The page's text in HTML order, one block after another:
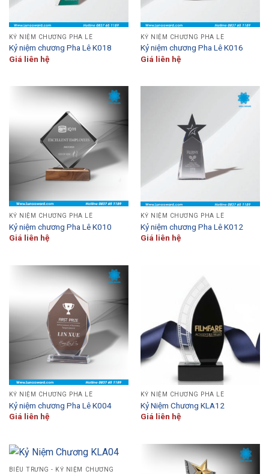
KỶ NIỆM CHƯƠNG PHA LÊ
Kỷ niệm chương Pha Lê K018
Giá liên hệ
KỶ NIỆM CHƯƠNG PHA LÊ
Kỷ niệm chương Pha Lê K016
Giá liên hệ
KỶ NIỆM CHƯƠNG PHA LÊ
Kỷ niệm chương Pha Lê K010
Giá liên hệ
KỶ NIỆM CHƯƠNG PHA LÊ
Kỷ niệm chương Pha Lê K012
Giá liên hệ
KỶ NIỆM CHƯƠNG PHA LÊ
Kỷ niệm chương Pha Lê K004
Giá liên hệ
KỶ NIỆM CHƯƠNG PHA LÊ
Kỷ Niệm Chương KLA12
Giá liên hệ
BIỂU TRƯNG - KỶ NIỆM CHƯƠNG